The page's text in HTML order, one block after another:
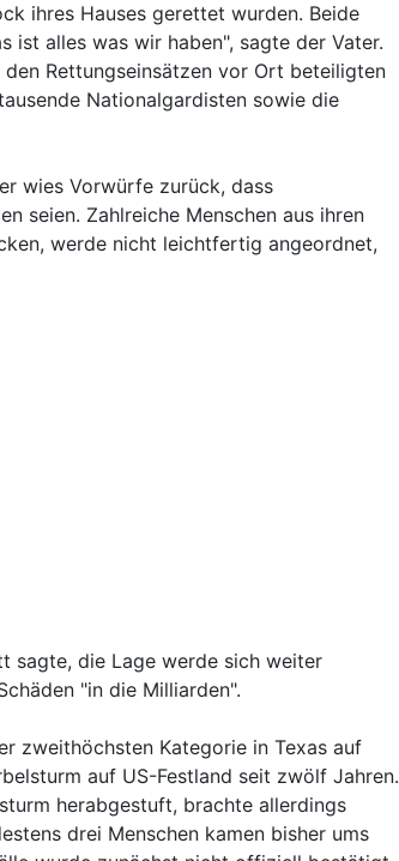
ihres Hauses gerettet wurden. Beide
ist alles was wir haben", sagte der Vater.
Rettungseinsätzen vor Ort beteiligten
Nationalgardisten sowie die
wies Vorwürfe zurück, dass
seien. Zahlreiche Menschen aus ihren
werde nicht leichtfertig angeordnet,
sagte, die Lage werde sich weiter
"in die Milliarden".
zweithöchsten Kategorie in Texas auf
auf US-Festland seit zwölf Jahren.
herabgestuft, brachte allerdings
drei Menschen kamen bisher ums